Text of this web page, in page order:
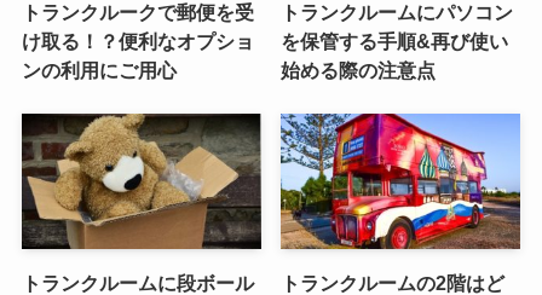
トランクルークで郵便を受
け取る！？便利なオプショ
ンの利用にご用心
トランクルームにパソコン
を保管する手順&再び使い
始める際の注意点
トランクルームに段ボール
トランクルームの2階はど